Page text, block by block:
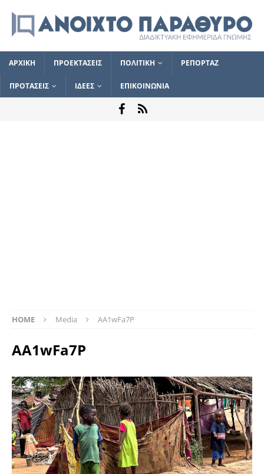
ΑΡΧΙΚΗ ΠΡΟΕΚΤΑΣΕΙΣ ΠΟΛΙΤΙΚΗ ΡΕΠΟΡΤΑΖ
ΠΡΟΤΑΣΕΙΣ ΙΔΕΕΣ ΕΠΙΚΟΙΝΩΝΙΑ
HOME Media AA1wFa7P
AA1wFa7P